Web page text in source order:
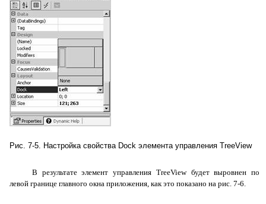
Рис. 7-5. Настройка свойства Dock элемента управления TreeView
В результате элемент управления TreeViewбудет выровнен по
левой границе главного окна приложения, как это показано на рис. 7-6.